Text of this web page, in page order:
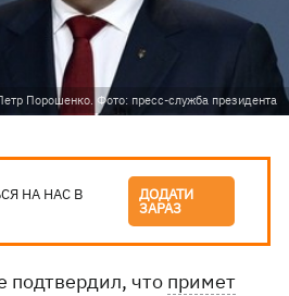
Порошенко. Фото: пресс-служба президента
НА НАС В ДОДАТИ
ЗАРАЗ
что примет